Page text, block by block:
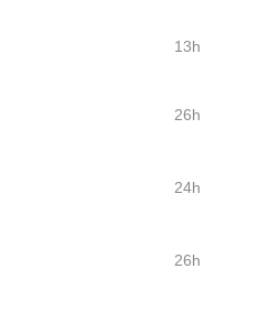
13h
26h
24h
26h